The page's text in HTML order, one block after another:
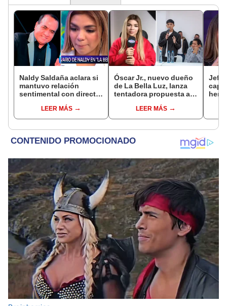
Naldy Saldaña aclara si
mantuvo relación
sentimental con director
denunciarlo por
tocamientos: “Me
LEER MÁS
Óscar Jr., nuevo dueño
de La Bella Luz, lanza
tentadora propuesta a
denuncia por
tocamientos: “Va a
LEER MÁS